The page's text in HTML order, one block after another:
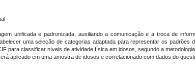
unificada e padronizada, auxiliando a comunicação e a troca de
uma seleção de categorias adaptada para representar os
para classificar níveis de atividade física em idosos, segundo a metodologia
aplicado em uma amostra de idosos e correlacionado com dados do